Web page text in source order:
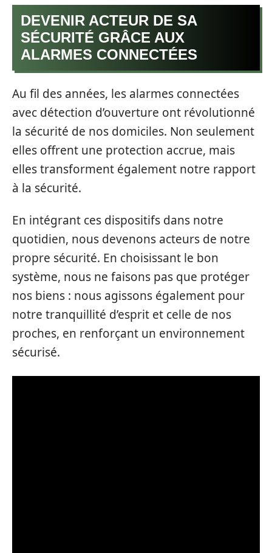
DEVENIR ACTEUR DE SA
SÉCURITÉ GRÂCE AUX
ALARMES CONNECTÉES
Au fil des années, les alarmes connectées
avec détection d’ouverture ont révolutionné
la sécurité de nos domiciles. Non seulement
elles offrent une protection accrue, mais
elles transforment également notre rapport
à la sécurité.
En intégrant ces dispositifs dans notre
quotidien, nous devenons acteurs de notre
propre sécurité. En choisissant le bon
système, nous ne faisons pas que protéger
nos biens : nous agissons également pour
notre tranquillité d’esprit et celle de nos
proches, en renforçant un environnement
sécurisé.